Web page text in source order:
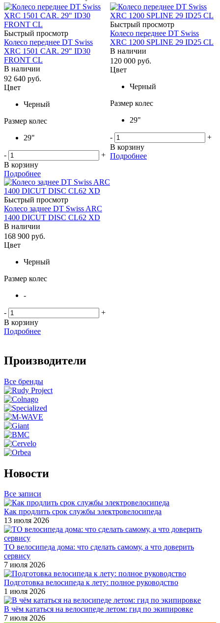
Быстрый просмотр
Колесо переднее DT Swiss
XRC 1501 CAR. 29" ID30
FRONT CL
В наличии
92 640 руб.
Цвет
Черный
Размер колес
29"
-
+
В корзину
Подробнее
Быстрый просмотр
Колесо переднее DT Swiss
XRC 1200 SPLINE 29 ID25 CL
В наличии
120 000 руб.
Цвет
Черный
Размер колес
29"
-
+
В корзину
Подробнее
Быстрый просмотр
Колесо заднее DT Swiss ARC
1400 DICUT DISC CL62 XD
В наличии
168 900 руб.
Цвет
Черный
Размер колес
-
-
+
В корзину
Подробнее
Производители
Все бренды
Новости
Все записи
Как продлить срок службы электровелосипеда
13 июля 2026
ТО велосипеда дома: что сделать самому, а что доверить
сервису
7 июля 2026
Подготовка велосипеда к лету: полное руководство
1 июля 2026
В чём кататься на велосипеде летом: гид по экипировке
7 июля 2026